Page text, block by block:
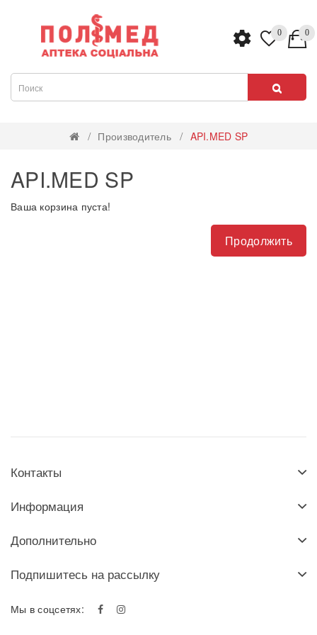
0 0
Производитель API.MED SP
API.MED SP
Ваша корзина пуста!
Продолжить
Контакты
Информация
Дополнительно
Подпишитесь на рассылку
Мы в соцсетях: